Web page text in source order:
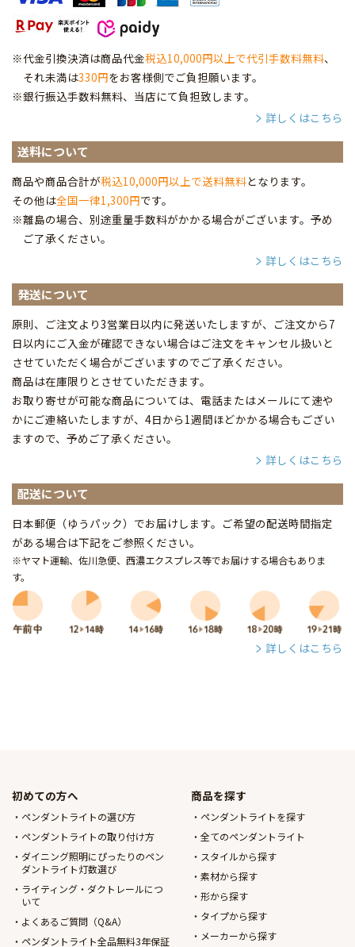
※代金引換決済は商品代金税込10,000円以上で代引手数料無料、
それ未満は330円をお客様側でご負担願います。
※銀行振込手数料無料、当店にて負担致します。
詳しくはこちら
送料について
商品や商品合計が税込10,000円以上で送料無料となります。
その他は全国一律1,300円です。
※離島の場合、別途重量手数料がかかる場合がございます。予め
ご了承ください。
詳しくはこちら
発送について
原則、ご注文より3営業日以内に発送いたしますが、ご注文から7
日以内にご入金が確認できない場合はご注文をキャンセル扱いと
させていただく場合がございますのでご了承ください。
商品は在庫限りとさせていただきます。
お取り寄せが可能な商品については、電話またはメールにて速や
かにご連絡いたしますが、4日から1週間ほどかかる場合もござい
ますので、予めご了承ください。
詳しくはこちら
配送について
日本郵便（ゆうパック）でお届けします。ご希望の配送時間指定
がある場合は下記をご参照ください。
※ヤマト運輸、佐川急便、西濃エクスプレス等でお届けする場合もありま
す。
詳しくはこちら
初めての方へ
ペンダントライトの選び方
ペンダントライトの取り付け方
ダイニング照明にぴったりのペン
ダントライト灯数選び
ライティング・ダクトレールにつ
いて
よくあるご質問（Q&A）
ペンダントライト全品無料3年保証
商品を探す
ペンダントライトを探す
全てのペンダントライト
スタイルから探す
素材から探す
形から探す
タイプから探す
メーカーから探す